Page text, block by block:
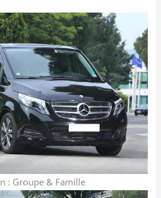
: Groupe & Famille